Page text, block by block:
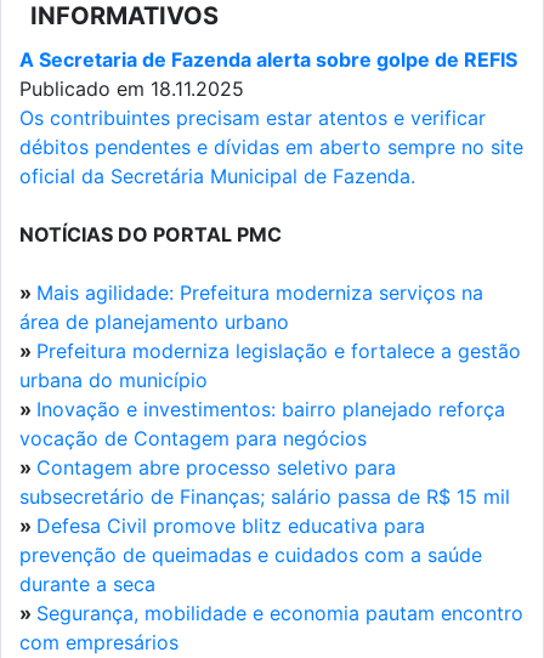
INFORMATIVOS
A Secretaria de Fazenda alerta sobre golpe de REFIS
Publicado em 18.11.2025
Os contribuintes precisam estar atentos e verificar
débitos pendentes e dívidas em aberto sempre no site
oficial da Secretária Municipal de Fazenda.
NOTÍCIAS DO PORTAL PMC
» Mais agilidade: Prefeitura moderniza serviços na
área de planejamento urbano
» Prefeitura moderniza legislação e fortalece a gestão
urbana do município
» Inovação e investimentos: bairro planejado reforça
vocação de Contagem para negócios
» Contagem abre processo seletivo para
subsecretário de Finanças; salário passa de R$ 15 mil
» Defesa Civil promove blitz educativa para
prevenção de queimadas e cuidados com a saúde
durante a seca
» Segurança, mobilidade e economia pautam encontro
com empresários